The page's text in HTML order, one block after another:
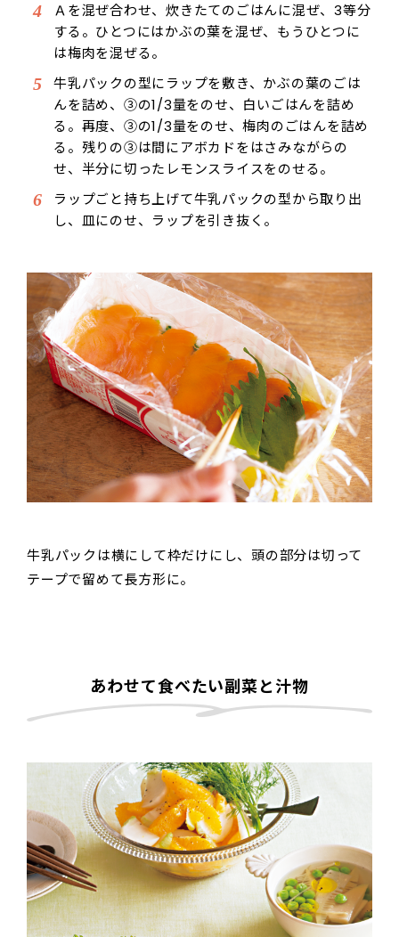
Ａを混ぜ合わせ、炊きたてのごはんに混ぜ、3等分
する。ひとつにはかぶの葉を混ぜ、もうひとつに
は梅肉を混ぜる。
牛乳パックの型にラップを敷き、かぶの葉のごは
んを詰め、③の1/3量をのせ、白いごはんを詰め
る。再度、③の1/3量をのせ、梅肉のごはんを詰め
る。残りの③は間にアボカドをはさみながらの
せ、半分に切ったレモンスライスをのせる。
ラップごと持ち上げて牛乳パックの型から取り出
し、皿にのせ、ラップを引き抜く。
牛乳パックは横にして枠だけにし、頭の部分は切って
テープで留めて長方形に。
あわせて食べたい副菜と汁物